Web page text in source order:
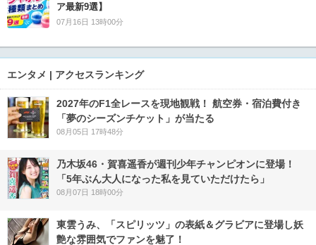
ア最新9選】
07月16日 13時00分
エンタメ | アクセスランキング
2027年のF1全レースを現地観戦！ 航空券・宿泊費付き
「夢のシーズンチケット」が当たる
08月05日 17時48分
乃木坂46・賀喜遥香が週刊少年チャンピオンに登場！
「5年ぶん大人になった私を見ていただけたら」
08月07日 18時00分
東雲うみ、「スピリッツ」の表紙＆グラビアに登場し妖
艶な雰囲気でファンを魅了！